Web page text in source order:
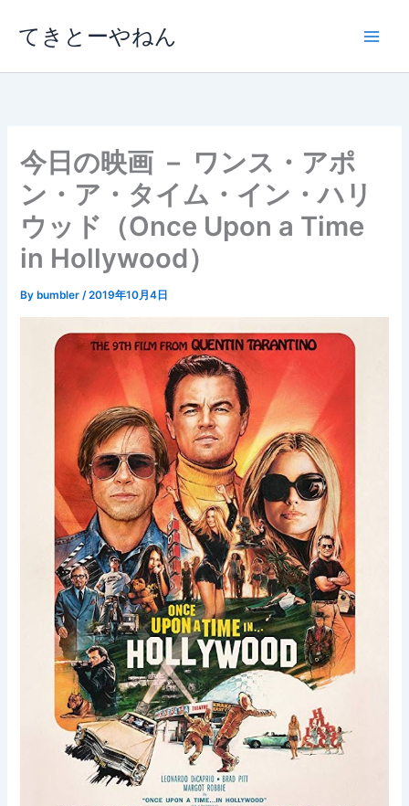
ス
てきとーやねん
今日の映画 － ワンス・アポ
ン・ア・タイム・イン・ハリ
ウッド（Once Upon a Time
in Hollywood）
By bumbler/2019年10月4日